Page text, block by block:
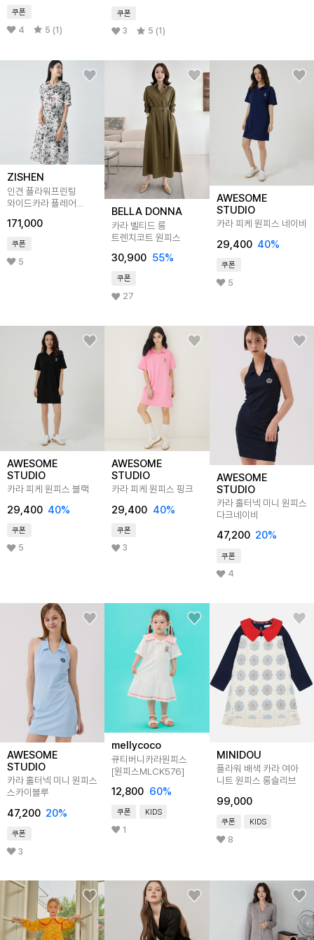
쿠폰
4 5 (1)
쿠폰
3 5 (1)
ZISHEN
인견 플라워프린팅
와이드카라 플레어
171,000
쿠폰
5
BELLA DONNA
카라 벨티드 롱
트렌치코트 원피스
30,900 55%
쿠폰
27
AWESOME
STUDIO
카라 피케 원피스 네이비
29,400 40%
쿠폰
5
AWESOME
STUDIO
카라 피케 원피스 블랙
29,400 40%
쿠폰
5
AWESOME
STUDIO
카라 피케 원피스 핑크
29,400 40%
쿠폰
3
AWESOME
STUDIO
카라 홀터넥 미니 원피스
다크네이비
47,200 20%
쿠폰
4
AWESOME
STUDIO
카라 홀터넥 미니 원피스
스카이블루
47,200 20%
쿠폰
3
mellycoco
큐티버니카라원피스
[원피스MLCK576]
12,800 60%
쿠폰 KIDS
1
MINIDOU
플라워 배색 카라 여아
니트 원피스 롱슬리브
99,000
쿠폰 KIDS
8